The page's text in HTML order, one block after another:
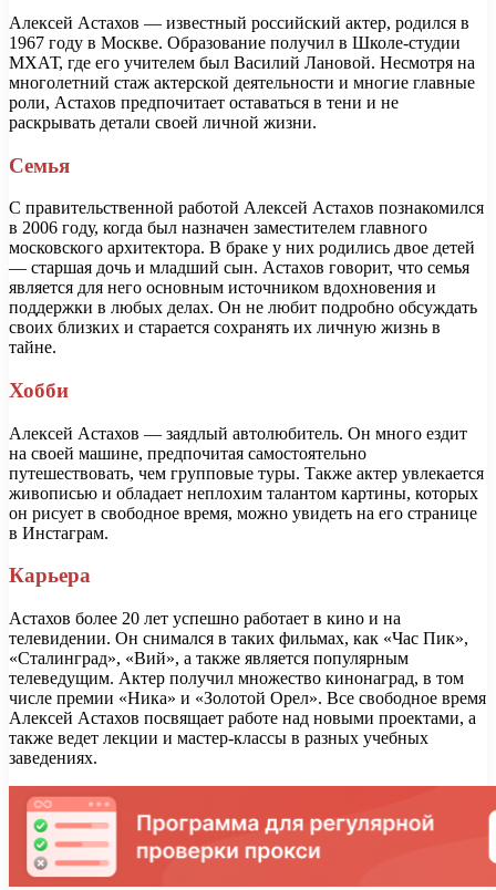
Алексей Астахов — известный российский актер, родился в
1967 году в Москве. Образование получил в Школе-студии
МХАТ, где его учителем был Василий Лановой. Несмотря на
многолетний стаж актерской деятельности и многие главные
роли, Астахов предпочитает оставаться в тени и не
раскрывать детали своей личной жизни.
Семья
С правительственной работой Алексей Астахов познакомился
в 2006 году, когда был назначен заместителем главного
московского архитектора. В браке у них родились двое детей
— старшая дочь и младший сын. Астахов говорит, что семья
является для него основным источником вдохновения и
поддержки в любых делах. Он не любит подробно обсуждать
своих близких и старается сохранять их личную жизнь в
тайне.
Хобби
Алексей Астахов — заядлый автолюбитель. Он много ездит
на своей машине, предпочитая самостоятельно
путешествовать, чем групповые туры. Также актер увлекается
живописью и обладает неплохим талантом картины, которых
он рисует в свободное время, можно увидеть на его странице
в Инстаграм.
Карьера
Астахов более 20 лет успешно работает в кино и на
телевидении. Он снимался в таких фильмах, как «Час Пик»,
«Сталинград», «Вий», а также является популярным
телеведущим. Актер получил множество кинонаград, в том
числе премии «Ника» и «Золотой Орел». Все свободное время
Алексей Астахов посвящает работе над новыми проектами, а
также ведет лекции и мастер-классы в разных учебных
заведениях.